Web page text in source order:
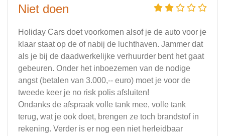
Niet doen
Holiday Cars doet voorkomen alsof je de auto voor je
klaar staat op de of nabij de luchthaven. Jammer dat
als je bij de daadwerkelijke verhuurder bent het gaat
gebeuren. Onder het inboezemen van de nodige
angst (betalen van 3.000,-- euro) moet je voor de
tweede keer je no risk polis afsluiten!
Ondanks de afspraak volle tank mee, volle tank
terug, wat je ook doet, brengen ze toch brandstof in
rekening. Verder is er nog een niet herleidbaar